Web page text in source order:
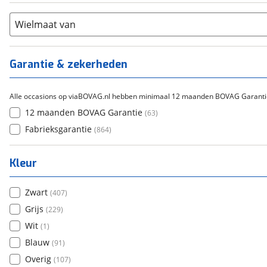
Flyer (0)
Overig ( 0)
Scandium
Staal (151)
Tica
Wielmaat van
Garantie & zekerheden
Alle occasions op viaBOVAG.nl hebben minimaal 12 maanden BOVAG
12 maanden BOVAG Garantie (63)
Fabrieksgarantie (864)
Kleur
Zwart (407)
Grijs (229)
Wit (1)
Blauw (91)
Overig (107)